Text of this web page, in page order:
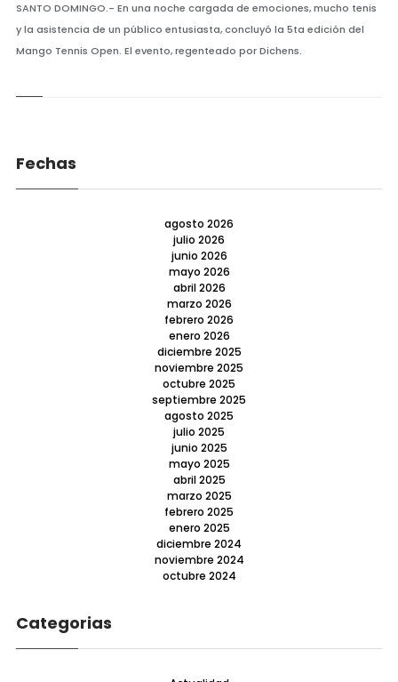
SANTO DOMINGO.- En una noche cargada de emociones, mucho tenis
y la asistencia de un público entusiasta, concluyó la 5ta edición del
Mango Tennis Open. El evento, regenteado por Dichens.
Fechas
agosto 2026
julio 2026
junio 2026
mayo 2026
abril 2026
marzo 2026
febrero 2026
enero 2026
diciembre 2025
noviembre 2025
octubre 2025
septiembre 2025
agosto 2025
julio 2025
junio 2025
mayo 2025
abril 2025
marzo 2025
febrero 2025
enero 2025
diciembre 2024
noviembre 2024
octubre 2024
Categorias